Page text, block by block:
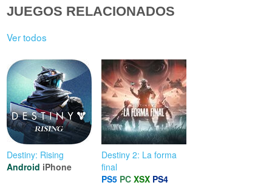
JUEGOS RELACIONADOS
Ver todos
Destiny: Rising
Android iPhone
Destiny 2: La forma
final
PS5 PC XSX PS4